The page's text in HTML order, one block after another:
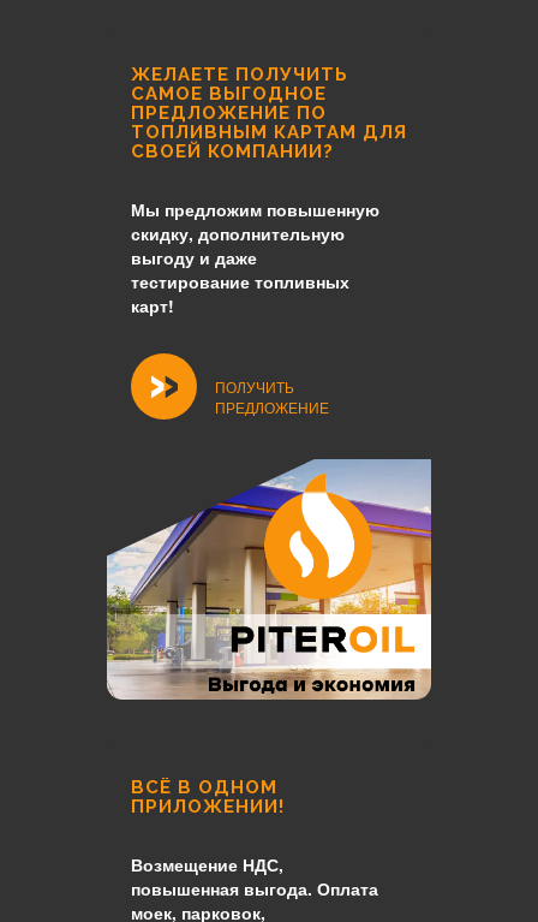
ЖЕЛАЕТЕ ПОЛУЧИТЬ
САМОЕ ВЫГОДНОЕ
ПРЕДЛОЖЕНИЕ ПО
ТОПЛИВНЫМ КАРТАМ ДЛЯ
СВОЕЙ КОМПАНИИ?
Мы предложим повышенную
скидку, дополнительную
выгоду и даже
тестирование топливных
карт!
ПОЛУЧИТЬ
ПРЕДЛОЖЕНИЕ
ВСЁ В ОДНОМ
ПРИЛОЖЕНИИ!
Возмещение НДС,
повышенная выгода. Оплата
моек, парковок,